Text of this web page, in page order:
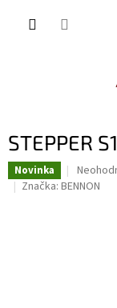
STEPPER
Novinka
Značka: BENNON